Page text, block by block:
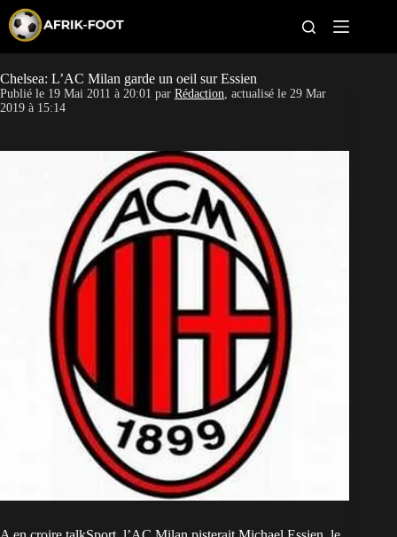
p
o
c
t
CAN féminine
Pays
Clubs
Classement
Paris sportifs
Chelsea: L’AC Milan garde un oeil sur Essien
Publié le 19 Mai 2011 à 20:01 par Rédaction, actualisé le 29 Mar
2019 à 15:14